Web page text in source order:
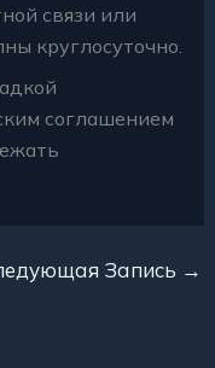
связи или
круглосуточно.
соглашением
Запись →